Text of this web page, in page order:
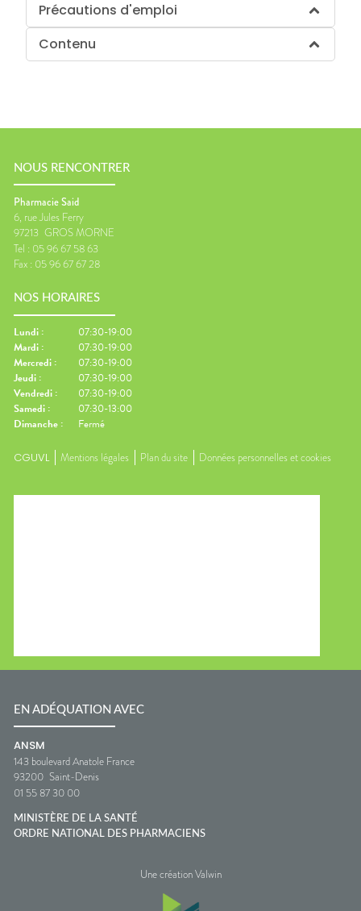
Précautions d'emploi
Contenu
NOUS RENCONTRER
Pharmacie Said
6, rue Jules Ferry
97213 GROS MORNE
Tel : 05 96 67 58 63
Fax : 05 96 67 67 28
NOS HORAIRES
Lundi :
07:30-19:00
Mardi :
07:30-19:00
Mercredi :
07:30-19:00
Jeudi :
07:30-19:00
Vendredi :
07:30-19:00
Samedi :
07:30-13:00
Dimanche : Fermé
CGUVL Mentions légales Plan du site Données personnelles et cookies
EN ADÉQUATION AVEC
ANSM
143 boulevard Anatole France
93200 Saint-Denis
01 55 87 30 00
MINISTÈRE DE LA SANTÉ
ORDRE NATIONAL DES PHARMACIENS
Une création Valwin